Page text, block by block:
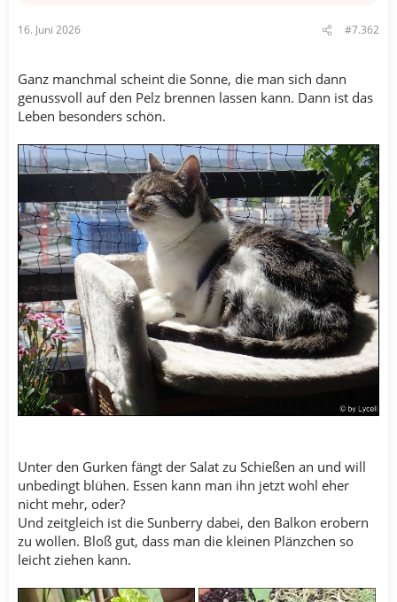
16. Juni 2026 #7.362
Ganz manchmal scheint die Sonne, die man sich dann
genussvoll auf den Pelz brennen lassen kann. Dann ist das
Leben besonders schön.
Unter den Gurken fängt der Salat zu Schießen an und will
unbedingt blühen. Essen kann man ihn jetzt wohl eher
nicht mehr, oder?
Und zeitgleich ist die Sunberry dabei, den Balkon erobern
zu wollen. Bloß gut, dass man die kleinen Plänzchen so
leicht ziehen kann.